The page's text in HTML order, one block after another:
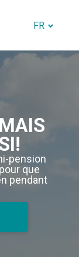
FR
pension
que
pendant